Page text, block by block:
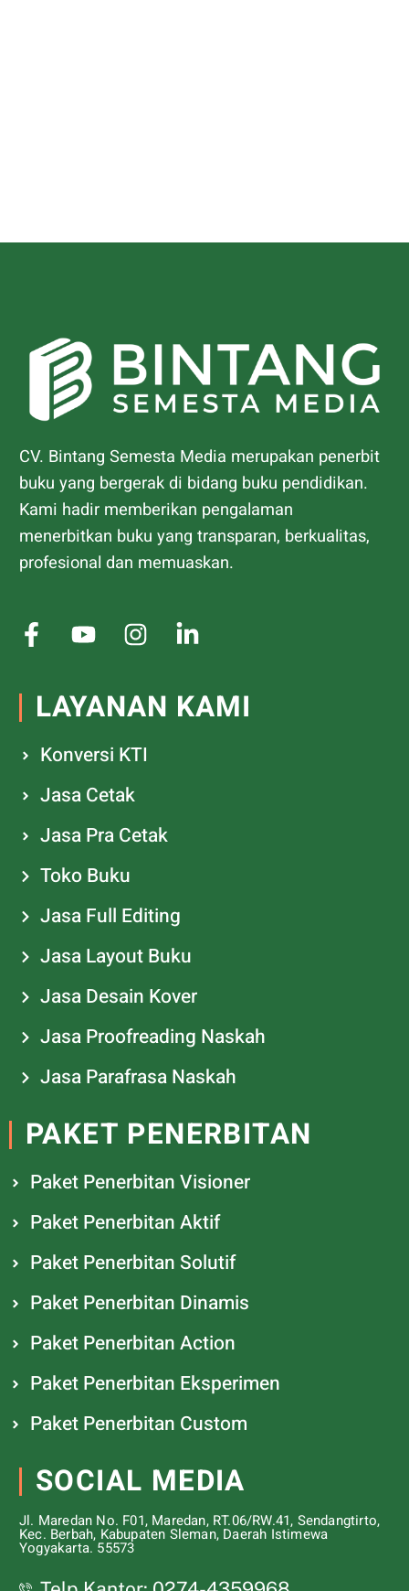
CV. Bintang Semesta Media merupakan penerbit
buku yang bergerak di bidang buku pendidikan.
Kami hadir memberikan pengalaman
menerbitkan buku yang transparan, berkualitas,
profesional dan memuaskan.
LAYANAN KAMI
Konversi KTI
Jasa Cetak
Jasa Pra Cetak
Toko Buku
Jasa Full Editing
Jasa Layout Buku
Jasa Desain Kover
Jasa Proofreading Naskah
Jasa Parafrasa Naskah
PAKET PENERBITAN
Paket Penerbitan Visioner
Paket Penerbitan Aktif
Paket Penerbitan Solutif
Paket Penerbitan Dinamis
Paket Penerbitan Action
Paket Penerbitan Eksperimen
Paket Penerbitan Custom
SOCIAL MEDIA
Jl. Maredan No. F01, Maredan, RT.06/RW.41, Sendangtirto,
Kec. Berbah, Kabupaten Sleman, Daerah Istimewa
Yogyakarta. 55573